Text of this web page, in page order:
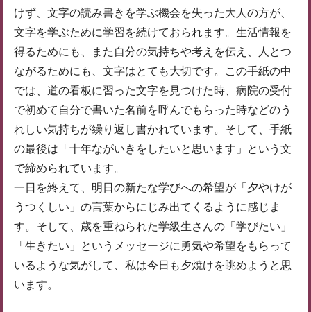
けず、文字の読み書きを学ぶ機会を失った大人の方が、
文字を学ぶために学習を続けておられます。生活情報を
得るためにも、また自分の気持ちや考えを伝え、人とつ
ながるためにも、文字はとても大切です。この手紙の中
では、道の看板に習った文字を見つけた時、病院の受付
で初めて自分で書いた名前を呼んでもらった時などのう
れしい気持ちが繰り返し書かれています。そして、手紙
の最後は「十年ながいきをしたいと思います」という文
で締められています。
一日を終えて、明日の新たな学びへの希望が「夕やけが
うつくしい」の言葉からにじみ出てくるように感じま
す。そして、歳を重ねられた学級生さんの「学びたい」
「生きたい」というメッセージに勇気や希望をもらって
いるような気がして、私は今日も夕焼けを眺めようと思
います。